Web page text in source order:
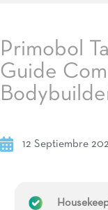
Primobol
Guide
12 Septiembre